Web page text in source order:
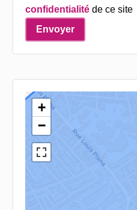
confidentialitéde ce site
Envoyer
+
−